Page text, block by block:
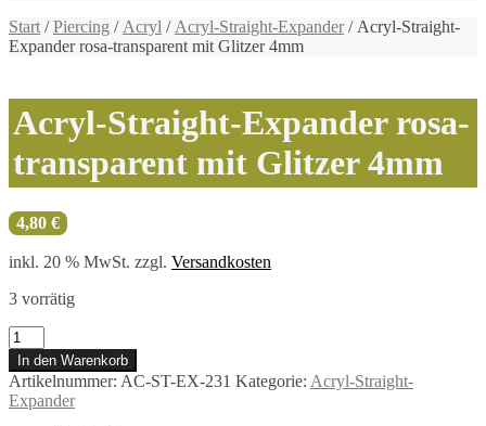
Start /Piercing / Acryl / Acryl-Straight-Expander/ Acryl-Straight-
Expander rosa-transparent mit Glitzer 4mm
Acryl-Straight-Expander rosa-
transparent mit Glitzer 4mm
4,80 €
inkl. 20 % MwSt. zzgl. Versandkosten
3 vorrätig
Acryl-
Straight-
Expander
rosa-
transparent
In den Warenkorb
Artikelnummer: AC-ST-EX-231 Kategorie: Acryl-Straight-
Expander